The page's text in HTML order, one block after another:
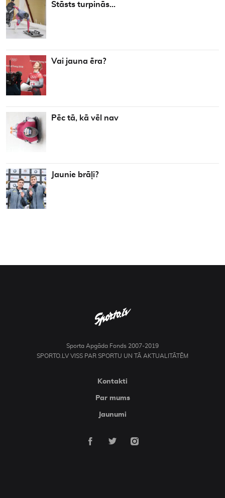
Stāsts turpinās…
Vai jauna ēra?
Pēc tā, kā vēl nav
Jaunie brāļi?
Sporta Apgāda Fonds 2007-2019
SPORTO.LV VISS PAR SPORTU UN TĀ AKTUALITĀTĒM
Kontakti
Par mums
Jaunumi